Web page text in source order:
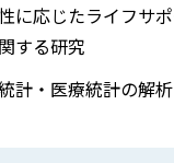
に応じたライフサ
する研究
計・医療統計の解